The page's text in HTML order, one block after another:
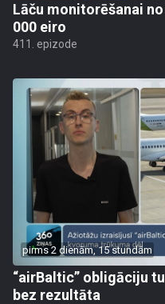
Lāču monitorēšanai
000 eiro
411. epizode
pirms 2 dienām, 15 stundām
“airBaltic” obligāciju
bez rezultāta